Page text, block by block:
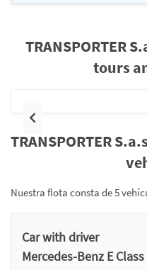
TRANSPORTER
tours
Anterior
TRANSPORTER
Nuestra flota consta de 5
Car with driver
Mercedes-Benz E